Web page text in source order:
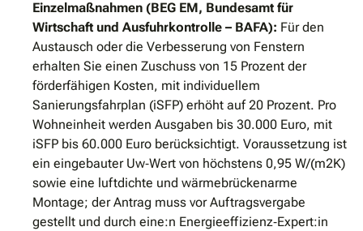
Einzelmaßnahmen (BEG EM, Bundesamt für
Wirtschaft und Ausfuhrkontrolle – BAFA): Für den
Austausch oder die Verbesserung von Fenstern
erhalten Sie einen Zuschuss von 15 Prozent der
förderfähigen Kosten, mit individuellem
Sanierungsfahrplan (iSFP) erhöht auf 20 Prozent. Pro
Wohneinheit werden Ausgaben bis 30.000 Euro, mit
iSFP bis 60.000 Euro berücksichtigt. Voraussetzung ist
ein eingebauter Uw‐Wert von höchstens 0,95 W/(m2K)
sowie eine luftdichte und wärmebrückenarme
Montage; der Antrag muss vor Auftragsvergabe
gestellt und durch eine:n Energieeffizienz‐Expert:in